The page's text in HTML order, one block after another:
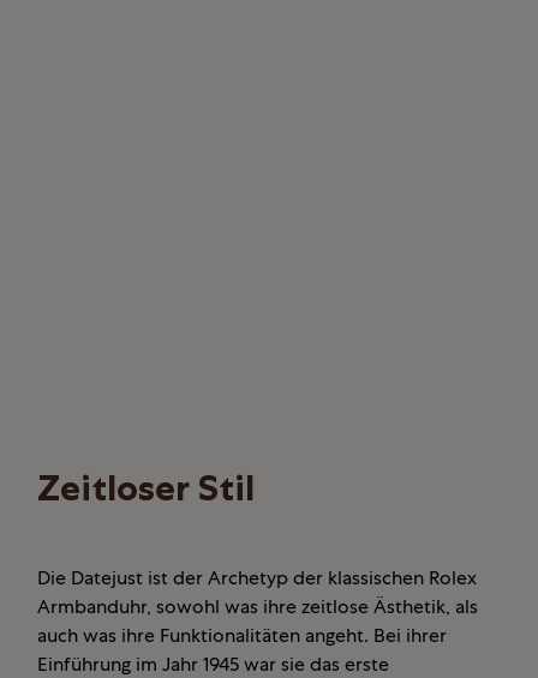
Zeitloser Stil
Die Datejust ist der Archetyp der klassischen Rolex
Armbanduhr, sowohl was ihre zeitlose Ästhetik, als
auch was ihre Funktionalitäten angeht. Bei ihrer
Einführung im Jahr 1945 war sie das erste